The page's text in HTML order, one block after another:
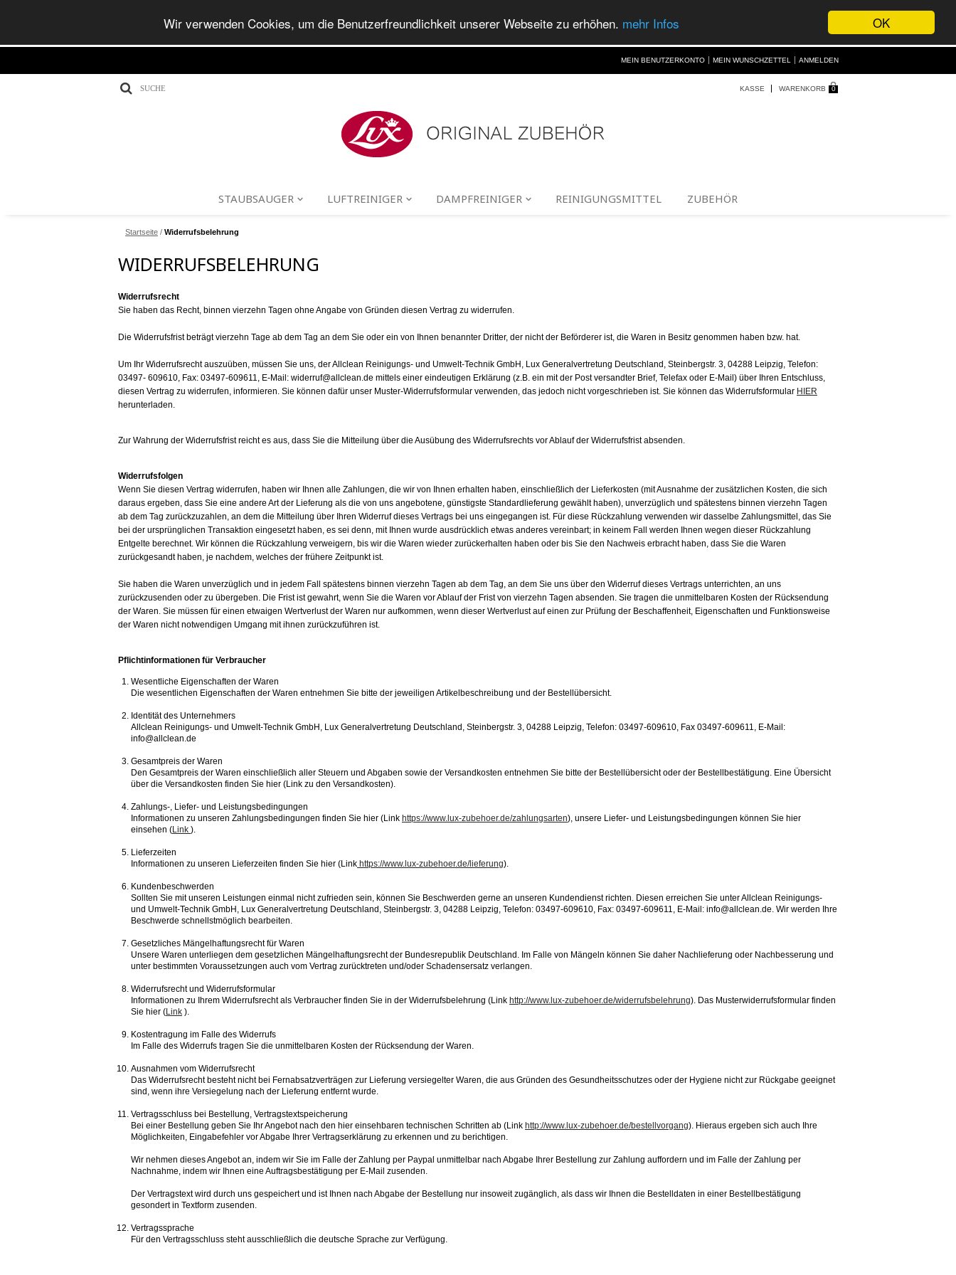
OK
Wir verwenden Cookies, um die Benutzerfreundlichkeit unserer Webseite zu erhöhen. mehr Infos
MEIN BENUTZERKONTO MEIN WUNSCHZETTEL ANMELDEN
KASSE WARENKORB 0
STAUBSAUGER LUFTREINIGER DAMPFREINIGER REINIGUNGSMITTEL ZUBEHÖR
Startseite / Widerrufsbelehrung
WIDERRUFSBELEHRUNG
Widerrufsrecht
Sie haben das Recht, binnen vierzehn Tagen ohne Angabe von Gründen diesen Vertrag zu widerrufen.
Die Widerrufsfrist beträgt vierzehn Tage ab dem Tag an dem Sie oder ein von Ihnen benannter Dritter, der nicht der Beförderer ist, die Waren in Besitz genommen haben bzw. hat.
Um Ihr Widerrufsrecht auszuüben, müssen Sie uns, der Allclean Reinigungs- und Umwelt-Technik GmbH, Lux Generalvertretung Deutschland, Steinbergstr. 3, 04288 Leipzig, Telefon:
03497- 609610, Fax: 03497-609611, E-Mail: widerruf@allclean.de mittels einer eindeutigen Erklärung (z.B. ein mit der Post versandter Brief, Telefax oder E-Mail) über Ihren Entschluss,
diesen Vertrag zu widerrufen, informieren. Sie können dafür unser Muster-Widerrufsformular verwenden, das jedoch nicht vorgeschrieben ist. Sie können das Widerrufsformular HIER
herunterladen.
Zur Wahrung der Widerrufsfrist reicht es aus, dass Sie die Mitteilung über die Ausübung des Widerrufsrechts vor Ablauf der Widerrufsfrist absenden.
Widerrufsfolgen
Wenn Sie diesen Vertrag widerrufen, haben wir Ihnen alle Zahlungen, die wir von Ihnen erhalten haben, einschließlich der Lieferkosten (mit Ausnahme der zusätzlichen Kosten, die sich
daraus ergeben, dass Sie eine andere Art der Lieferung als die von uns angebotene, günstigste Standardlieferung gewählt haben), unverzüglich und spätestens binnen vierzehn Tagen
ab dem Tag zurückzuzahlen, an dem die Mitteilung über Ihren Widerruf dieses Vertrags bei uns eingegangen ist. Für diese Rückzahlung verwenden wir dasselbe Zahlungsmittel, das Sie
bei der ursprünglichen Transaktion eingesetzt haben, es sei denn, mit Ihnen wurde ausdrücklich etwas anderes vereinbart; in keinem Fall werden Ihnen wegen dieser Rückzahlung
Entgelte berechnet. Wir können die Rückzahlung verweigern, bis wir die Waren wieder zurückerhalten haben oder bis Sie den Nachweis erbracht haben, dass Sie die Waren
zurückgesandt haben, je nachdem, welches der frühere Zeitpunkt ist.
Sie haben die Waren unverzüglich und in jedem Fall spätestens binnen vierzehn Tagen ab dem Tag, an dem Sie uns über den Widerruf dieses Vertrags unterrichten, an uns
zurückzusenden oder zu übergeben. Die Frist ist gewahrt, wenn Sie die Waren vor Ablauf der Frist von vierzehn Tagen absenden. Sie tragen die unmittelbaren Kosten der Rücksendung
der Waren. Sie müssen für einen etwaigen Wertverlust der Waren nur aufkommen, wenn dieser Wertverlust auf einen zur Prüfung der Beschaffenheit, Eigenschaften und Funktionsweise
der Waren nicht notwendigen Umgang mit ihnen zurückzuführen ist.
Pflichtinformationen für Verbraucher
Wesentliche Eigenschaften der Waren
Die wesentlichen Eigenschaften der Waren entnehmen Sie bitte der jeweiligen Artikelbeschreibung und der Bestellübersicht.
Identität des Unternehmers
Allclean Reinigungs- und Umwelt-Technik GmbH, Lux Generalvertretung Deutschland, Steinbergstr. 3, 04288 Leipzig, Telefon: 03497-609610, Fax 03497-609611, E-Mail:
info@allclean.de
Gesamtpreis der Waren
Den Gesamtpreis der Waren einschließlich aller Steuern und Abgaben sowie der Versandkosten entnehmen Sie bitte der Bestellübersicht oder der Bestellbestätigung. Eine Übersicht
über die Versandkosten finden Sie hier (Link zu den Versandkosten).
Zahlungs-, Liefer- und Leistungsbedingungen
Informationen zu unseren Zahlungsbedingungen finden Sie hier (Link https://www.lux-zubehoer.de/zahlungsarten), unsere Liefer- und Leistungsbedingungen können Sie hier
einsehen (Link ).
Lieferzeiten
Informationen zu unseren Lieferzeiten finden Sie hier (Link https://www.lux-zubehoer.de/lieferung).
Kundenbeschwerden
Sollten Sie mit unseren Leistungen einmal nicht zufrieden sein, können Sie Beschwerden gerne an unseren Kundendienst richten. Diesen erreichen Sie unter Allclean Reinigungs-
und Umwelt-Technik GmbH, Lux Generalvertretung Deutschland, Steinbergstr. 3, 04288 Leipzig, Telefon: 03497-609610, Fax: 03497-609611, E-Mail: info@allclean.de. Wir werden Ihre
Beschwerde schnellstmöglich bearbeiten.
Gesetzliches Mängelhaftungsrecht für Waren
Unsere Waren unterliegen dem gesetzlichen Mängelhaftungsrecht der Bundesrepublik Deutschland. Im Falle von Mängeln können Sie daher Nachlieferung oder Nachbesserung und
unter bestimmten Voraussetzungen auch vom Vertrag zurücktreten und/oder Schadensersatz verlangen.
Widerrufsrecht und Widerrufsformular
Informationen zu Ihrem Widerrufsrecht als Verbraucher finden Sie in der Widerrufsbelehrung (Link http://www.lux-zubehoer.de/widerrufsbelehrung). Das Musterwiderrufsformular finden
Sie hier (Link ).
Kostentragung im Falle des Widerrufs
Im Falle des Widerrufs tragen Sie die unmittelbaren Kosten der Rücksendung der Waren.
Ausnahmen vom Widerrufsrecht
Das Widerrufsrecht besteht nicht bei Fernabsatzverträgen zur Lieferung versiegelter Waren, die aus Gründen des Gesundheitsschutzes oder der Hygiene nicht zur Rückgabe geeignet
sind, wenn ihre Versiegelung nach der Lieferung entfernt wurde.
Vertragsschluss bei Bestellung, Vertragstextspeicherung
Bei einer Bestellung geben Sie Ihr Angebot nach den hier einsehbaren technischen Schritten ab (Link http://www.lux-zubehoer.de/bestellvorgang). Hieraus ergeben sich auch Ihre
Möglichkeiten, Eingabefehler vor Abgabe Ihrer Vertragserklärung zu erkennen und zu berichtigen.
Wir nehmen dieses Angebot an, indem wir Sie im Falle der Zahlung per Paypal unmittelbar nach Abgabe Ihrer Bestellung zur Zahlung auffordern und im Falle der Zahlung per
Nachnahme, indem wir Ihnen eine Auftragsbestätigung per E-Mail zusenden.
Der Vertragstext wird durch uns gespeichert und ist Ihnen nach Abgabe der Bestellung nur insoweit zugänglich, als dass wir Ihnen die Bestelldaten in einer Bestellbestätigung
gesondert in Textform zusenden.
Vertragssprache
Für den Vertragsschluss steht ausschließlich die deutsche Sprache zur Verfügung.